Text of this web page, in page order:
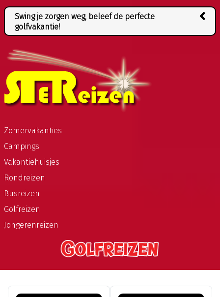
Swing je zorgen weg, beleef de perfecte
golfvakantie!
nieuwe plekken te ontdekken en natuurlijk te
genieten van het spel. Of je nu een ervaren golfer
bent of een beginner, wij bieden de beste golfreizen
aan voor iedereen. Onze golfreizen zijn zorgvuldig
samengesteld en bieden de perfecte balans tussen
golfbanen en comfortabele accommodaties terwijl je
organisatie doen en focus jij je op het verbeteren van
je golfspel en het maken van nieuwe herinneringen.
Boek nu jouw golfreis en wordt één met de fairways.
Zomervakanties
Campings
Vakantiehuisjes
Rondreizen
Busreizen
Golfreizen
Jongerenreizen